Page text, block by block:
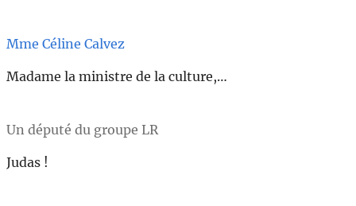
Mme Céline Calvez
Madame la ministre de la culture,…
Un député du groupe LR
Judas !